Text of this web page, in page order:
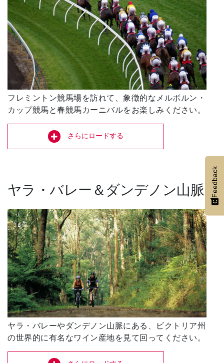
フレミントン競馬場を訪れて、象徴的なメルボルン・
カップ競馬と春競馬カーニバルをお楽しみください。
さらにロードする
ヤラ・バレー＆ダンデノン山脈
ヤラ・バレーやダンデノン山脈にある、ビクトリア州
の世界的に有名なワイン産地を見て回ってください。
Feedback